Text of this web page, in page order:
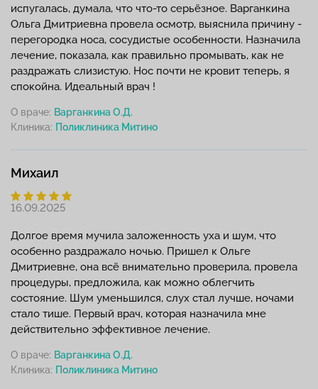
испугалась, думала, что что-то серьёзное. Варганкина
Ольга Дмитриевна провела осмотр, выяснила причину -
перегородка носа, сосудистые особенности. Назначила
лечение, показала, как правильно промывать, как не
раздражать слизистую. Нос почти не кровит теперь, я
спокойна. Идеальный врач !
О враче: Варганкина О.Д.
Клиника:
Михаил
16.09.2025
Долгое время мучила заложенность уха и шум, что
особенно раздражало ночью. Пришел к Ольге
Дмитриевне, она всё внимательно проверила, провела
процедуры, предложила, как можно облегчить
состояние. Шум уменьшился, слух стал лучше, ночами
стало тише. Первый врач, которая назначила мне
действительно эффективное лечение.
О враче: Варганкина О.Д.
Клиника: